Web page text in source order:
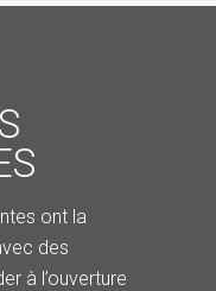
ont la
des
à l’ouverture